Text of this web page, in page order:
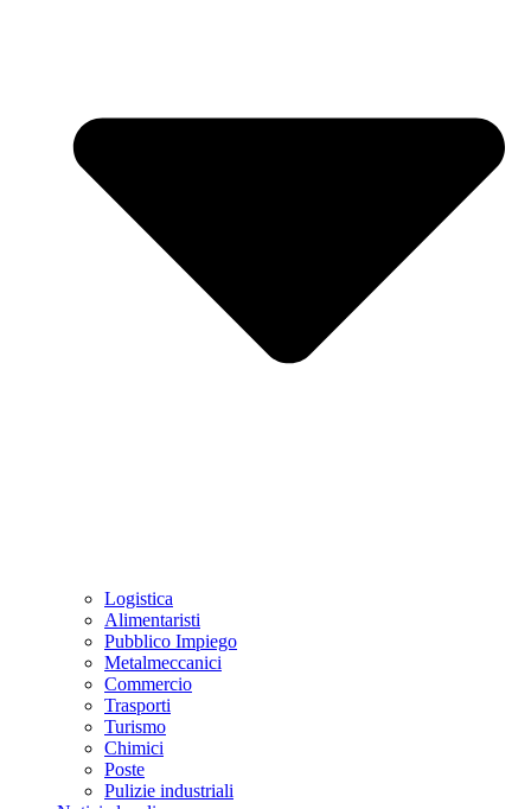
Logistica
Alimentaristi
Pubblico Impiego
Metalmeccanici
Commercio
Trasporti
Turismo
Chimici
Poste
Pulizie industriali